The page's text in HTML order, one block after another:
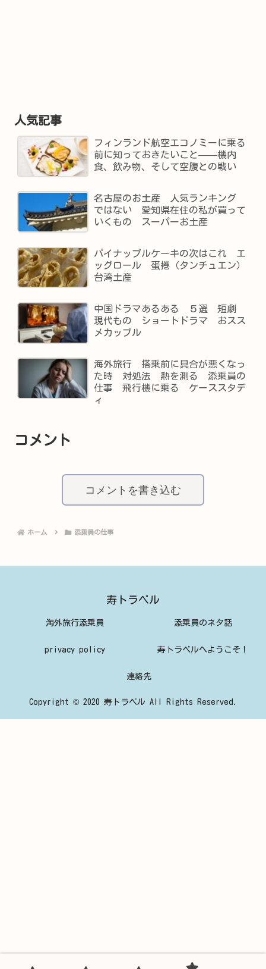
人気記事
フィンランド航空エコノミーに乗る
前に知っておきたいこと——機内
食、飲み物、そして空腹との戦い
名古屋のお土産 人気ランキング
ではない 愛知県在住の私が買って
いくもの スーパーお土産
パイナップルケーキの次はこれ エ
ッグロール 蛋捲（タンチュエン）
台湾土産
中国ドラマあるある ５選 短劇
現代もの ショートドラマ おスス
メカップル
海外旅行 搭乗前に具合が悪くなっ
た時 対処法 熱を測る 添乗員の
仕事 飛行機に乗る ケーススタデ
ィ
コメント
コメントを書き込む
ホーム 添乗員の仕事
寿トラベル
海外旅行添乗員 添乗員のネタ話
privacy policy 寿トラベルへようこそ！
連絡先
Copyright © 2020 寿トラベル All Rights Reserved.